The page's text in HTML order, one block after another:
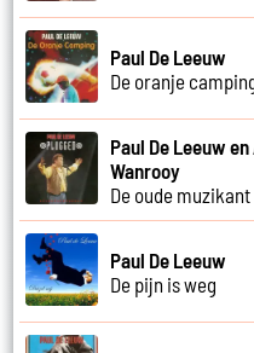
Paul De Leeuw
De oranje
Paul De Leeuw
Wanrooy
De oude muzikant
Paul De Leeuw
De pijn is weg